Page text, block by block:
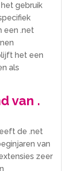
gebruik
een .​net
het een
als
van .​
de .​net
van
zeer